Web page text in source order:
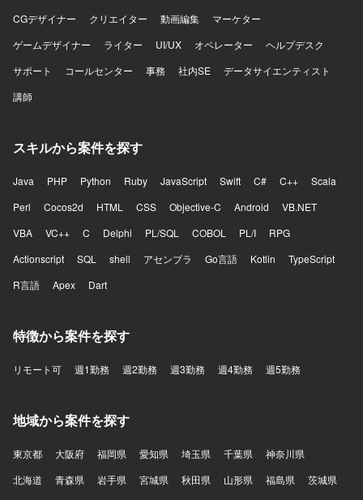
CGデザイナー
クリエイター 動画編集
マーケター
ゲームデザイナー
ライター UI/UX オペレーター
ヘルプデスク
サポート
コールセンター 事務 社内SE
データサイエンティスト
講師
スキルから案件を探す
Java PHP Python Ruby JavaScript Swift C# C++
Scala
Perl
Cocos2d HTML CSS Objective-C Android
VB.NET
VBA
VC++ C Delphi PL/SQL COBOL PL/I
RPG
Actionscript
SQL shell アセンブラ Go言語 Kotlin
TypeScript
R言語
Apex Dart
特徴から案件を探す
リモート可 週1勤務 週2勤務 週3勤務 週4勤務 週5勤務
地域から案件を探す
東京都 大阪府 福岡県 愛知県 埼玉県 千葉県
神奈川県
北海道
青森県 岩手県 宮城県 秋田県 山形県 福島県
茨城県